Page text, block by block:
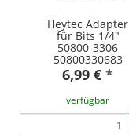
Heytec Adapter
für Bits 1/4"
50800-3306
50800330683
6,99 € *
verfügbar